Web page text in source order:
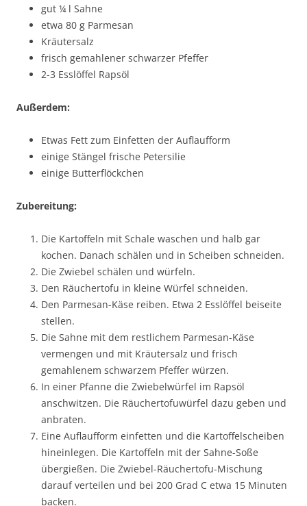
gut ¼ l Sahne
etwa 80 g Parmesan
Kräutersalz
frisch gemahlener schwarzer Pfeffer
2-3 Esslöffel Rapsöl
Außerdem:
Etwas Fett zum Einfetten der Auflaufform
einige Stängel frische Petersilie
einige Butterflöckchen
Zubereitung:
Die Kartoffeln mit Schale waschen und halb gar
kochen. Danach schälen und in Scheiben schneiden.
Die Zwiebel schälen und würfeln.
Den Räuchertofu in kleine Würfel schneiden.
Den Parmesan-Käse reiben. Etwa 2 Esslöffel beiseite
stellen.
Die Sahne mit dem restlichem Parmesan-Käse
vermengen und mit Kräutersalz und frisch
gemahlenem schwarzem Pfeffer würzen.
In einer Pfanne die Zwiebelwürfel im Rapsöl
anschwitzen. Die Räuchertofuwürfel dazu geben und
anbraten.
Eine Auflaufform einfetten und die Kartoffelscheiben
hineinlegen. Die Kartoffeln mit der Sahne-Soße
übergießen. Die Zwiebel-Räuchertofu-Mischung
darauf verteilen und bei 200 Grad C etwa 15 Minuten
backen.